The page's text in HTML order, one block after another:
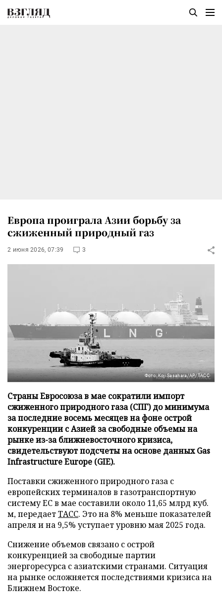
Европа проиграла Азии борьбу за
сжиженный природный газ
2 июня 2026, 07:39 3
Фото: Koji Sasahara/AP/ТАСС
Страны Евросоюза в мае сократили импорт
сжиженного природного газа (СПГ) до минимума
за последние восемь месяцев на фоне острой
конкуренции с Азией за свободные объемы на
рынке из-за ближневосточного кризиса,
свидетельствуют подсчеты на основе данных Gas
Infrastructure Europe (GIE).
Поставки сжиженного природного газа с
европейских терминалов в газотранспортную
систему ЕС в мае составили около 11,65 млрд куб.
м, передаетТАСС. Это на 8% меньше показателей
апреля и на 9,5% уступает уровню мая 2025 года.
Снижение объемов связано с острой
конкуренцией за свободные партии
энергоресурса с азиатскими странами. Ситуация
на рынке осложняется последствиями кризиса на
Ближнем Востоке.